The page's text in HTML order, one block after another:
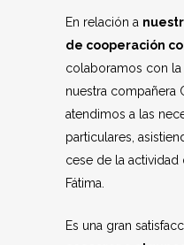
En relación a
de cooperación
colaboramos con
nuestra compañera
atendimos a las
particulares,
cese de la
Fátima.
Es una gran